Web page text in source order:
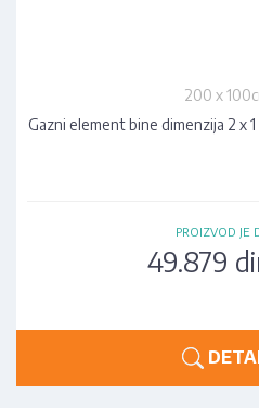
200 x
Gazni element bine dimenzija 2 x
PROIZVOD JE
49.879